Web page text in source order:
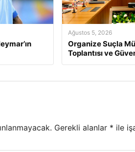
Ağustos 5, 2026
Organize Suçla
Toplantısı ve
Gerekli alanlar * ile